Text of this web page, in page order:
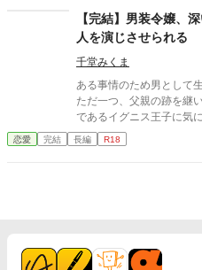
【完結】男装令嬢、
人を演じさせられる
千堂みくま
ある事情のため男として
ただ一つ、父親の跡を継
であるイグニス王子に気
えてきた。 女嫌いの王子
機に領地へ帰りたいルル
恋愛 完結 長編 R18